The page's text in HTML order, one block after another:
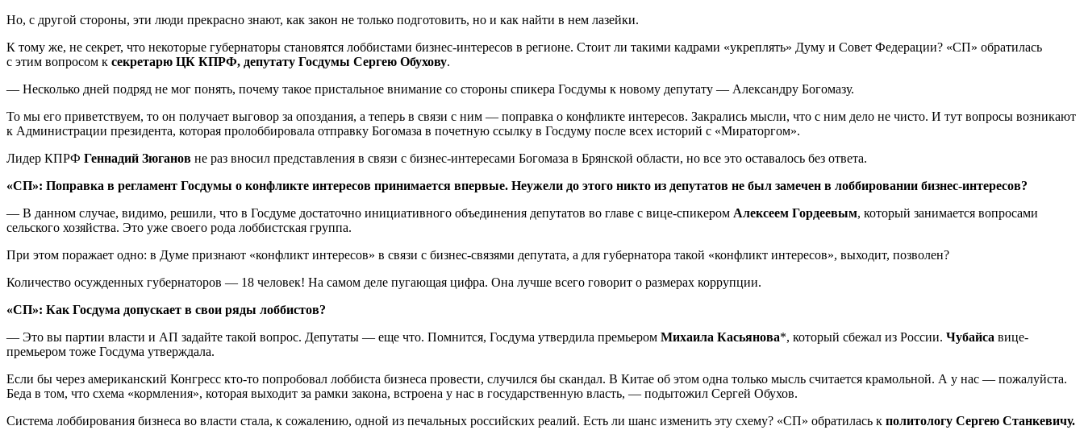
Но, с другой стороны, эти люди прекрасно знают, как закон не только подготовить, но и как найти в нем лазейки.
К тому же, не секрет, что некоторые губернаторы становятся лоббистами бизнес-интересов в регионе. Стоит ли такими кадрами «укреплять» Думу и Совет Федерации? «СП» обратилась
с этим вопросом к секретарю ЦК КПРФ, депутату Госдумы Сергею Обухову.
— Несколько дней подряд не мог понять, почему такое пристальное внимание со стороны спикера Госдумы к новому депутату — Александру Богомазу.
То мы его приветствуем, то он получает выговор за опоздания, а теперь в связи с ним — поправка о конфликте интересов. Закрались мысли, что с ним дело не чисто. И тут вопросы возникают
к Администрации президента, которая пролоббировала отправку Богомаза в почетную ссылку в Госдуму после всех историй с «Мираторгом».
Лидер КПРФ Геннадий Зюганов не раз вносил представления в связи с бизнес-интересами Богомаза в Брянской области, но все это оставалось без ответа.
«СП»: Поправка в регламент Госдумы о конфликте интересов принимается впервые. Неужели до этого никто из депутатов не был замечен в лоббировании бизнес-интересов?
— В данном случае, видимо, решили, что в Госдуме достаточно инициативного объединения депутатов во главе с вице-спикером Алексеем Гордеевым, который занимается вопросами
сельского хозяйства. Это уже своего рода лоббистская группа.
При этом поражает одно: в Думе признают «конфликт интересов» в связи с бизнес-связями депутата, а для губернатора такой «конфликт интересов», выходит, позволен?
Количество осужденных губернаторов — 18 человек! На самом деле пугающая цифра. Она лучше всего говорит о размерах коррупции.
«СП»: Как Госдума допускает в свои ряды лоббистов?
— Это вы партии власти и АП задайте такой вопрос. Депутаты — еще что. Помнится, Госдума утвердила премьером Михаила Касьянова*, который сбежал из России. Чубайса вице-
премьером тоже Госдума утверждала.
Если бы через американский Конгресс кто-то попробовал лоббиста бизнеса провести, случился бы скандал. В Китае об этом одна только мысль считается крамольной. А у нас — пожалуйста.
Беда в том, что схема «кормления», которая выходит за рамки закона, встроена у нас в государственную власть, — подытожил Сергей Обухов.
Система лоббирования бизнеса во власти стала, к сожалению, одной из печальных российских реалий. Есть ли шанс изменить эту схему? «СП» обратилась к политологу Сергею Станкевичу.